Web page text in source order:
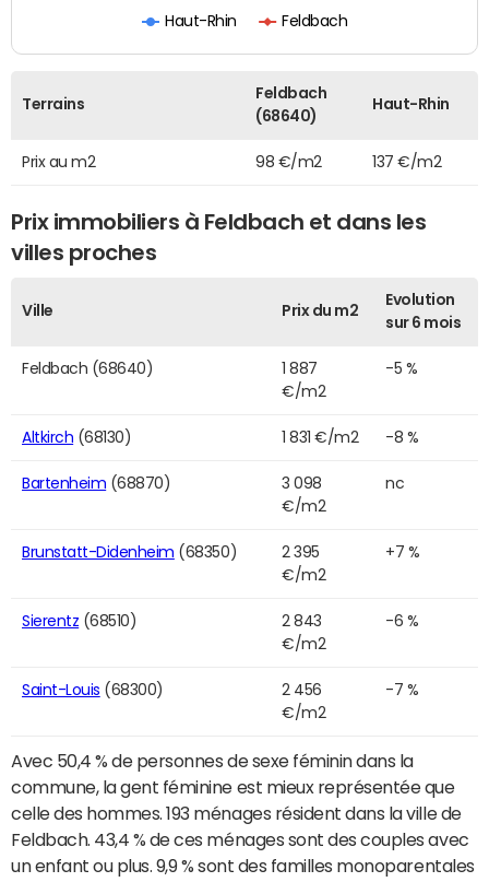
Haut-Rhin Feldbach
Terrains
Feldbach
(68640)
Haut-Rhin
Prix au m2 98 €/m2 137 €/m2
Prix immobiliers à Feldbach et dans les
villes proches
Ville Prix du m2
Evolution
sur 6 mois
Feldbach (68640)
1 887
€/m2
-5 %
Altkirch (68130) 1 831 €/m2 -8 %
Bartenheim (68870)
3 098
€/m2
nc
Brunstatt-Didenheim (68350)
2 395
€/m2
+7 %
Sierentz (68510)
2 843
€/m2
-6 %
Saint-Louis (68300)
2 456
€/m2
-7 %
Avec 50,4 % de personnes de sexe féminin dans la
commune, la gent féminine est mieux représentée que
celle des hommes. 193 ménages résident dans la ville de
Feldbach. 43,4 % de ces ménages sont des couples avec
un enfant ou plus. 9,9 % sont des familles monoparentales